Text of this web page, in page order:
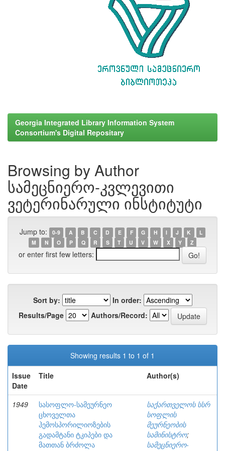
Georgia Integrated Library Information System
Consortium's Digital Repositary
Browsing by Author
სამეცნიერო-კვლევითი
ვეტერინარული ინსტიტუტი
Jump to: 0-9 A B C D E F G H I J K
L
M
N O P Q R S T U V W X Y Z
or enter first few letters:
Sort by:
In order:
Results/Page
Authors/Record:
Showing results 1 to 1 of 1
Issue
Date
Title Author(s)
1949
სასოფლო-სამეურნეო
ცხოველთა
ჰემოსპორილიოზების
გადამტანი ტკიპები და
მათთან ბრძოლა
საქართველოს სსრ
სოფლის
მეურნეობის
სამინისტრო;
სამეცნიერო-